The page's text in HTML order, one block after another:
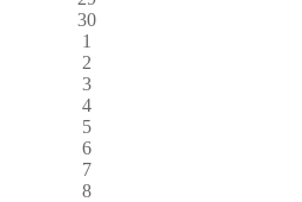
30
1
2
3
4
5
6
7
8